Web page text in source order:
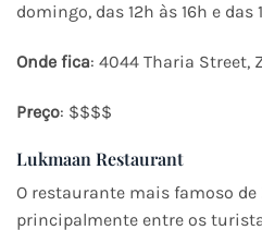
domingo, das 12h às 16h e das
Onde fica: 4044 Tharia Street,
Preço: $$$$
Lukmaan Restaurant
O restaurante mais famoso
principalmente entre os